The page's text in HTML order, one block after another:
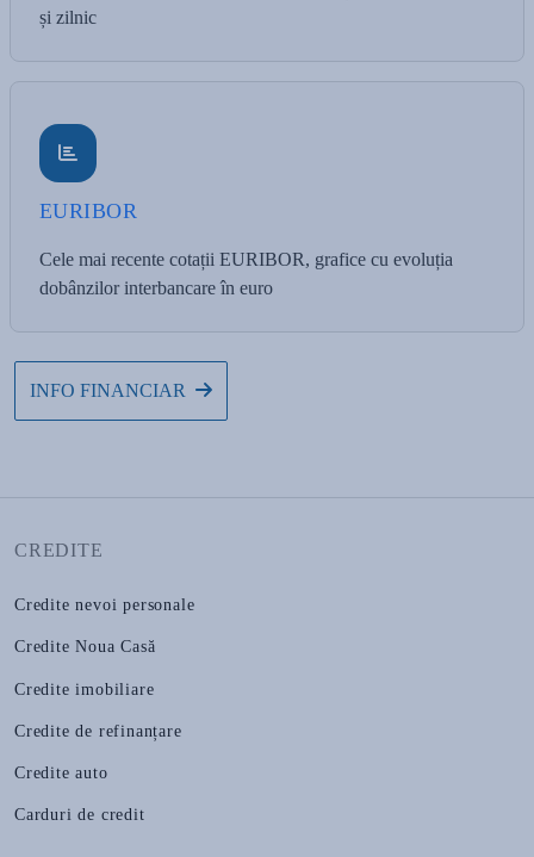
și zilnic
EURIBOR
Cele mai recente cotații EURIBOR, grafice cu evoluția
dobânzilor interbancare în euro
INFO FINANCIAR
CREDITE
Credite nevoi personale
Credite Noua Casă
Credite imobiliare
Credite de refinanțare
Credite auto
Carduri de credit